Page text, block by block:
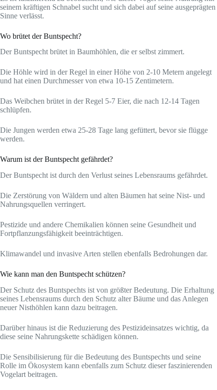
seinem kräftigen Schnabel sucht und sich dabei auf seine ausgeprägten
Sinne verlässt.
Wo brütet der Buntspecht?
Der Buntspecht brütet in Baumhöhlen, die er selbst zimmert.
Die Höhle wird in der Regel in einer Höhe von 2-10 Metern angelegt
und hat einen Durchmesser von etwa 10-15 Zentimetern.
Das Weibchen brütet in der Regel 5-7 Eier, die nach 12-14 Tagen
schlüpfen.
Die Jungen werden etwa 25-28 Tage lang gefüttert, bevor sie flügge
werden.
Warum ist der Buntspecht gefährdet?
Der Buntspecht ist durch den Verlust seines Lebensraums gefährdet.
Die Zerstörung von Wäldern und alten Bäumen hat seine Nist- und
Nahrungsquellen verringert.
Pestizide und andere Chemikalien können seine Gesundheit und
Fortpflanzungsfähigkeit beeinträchtigen.
Klimawandel und invasive Arten stellen ebenfalls Bedrohungen dar.
Wie kann man den Buntspecht schützen?
Der Schutz des Buntspechts ist von größter Bedeutung. Die Erhaltung
seines Lebensraums durch den Schutz alter Bäume und das Anlegen
neuer Nisthöhlen kann dazu beitragen.
Darüber hinaus ist die Reduzierung des Pestizideinsatzes wichtig, da
diese seine Nahrungskette schädigen können.
Die Sensibilisierung für die Bedeutung des Buntspechts und seine
Rolle im Ökosystem kann ebenfalls zum Schutz dieser faszinierenden
Vogelart beitragen.